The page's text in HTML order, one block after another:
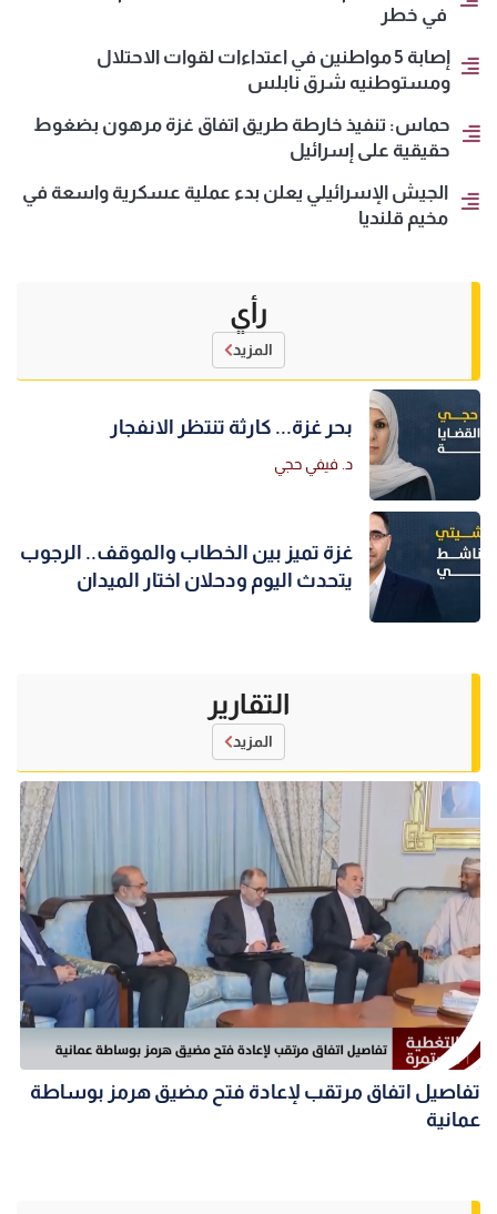
في خطر
إصابة 5 مواطنين في اعتداءات لقوات الاحتلال
ومستوطنيه شرق نابلس
حماس: تنفيذ خارطة طريق اتفاق غزة مرهون بضغوط
حقيقية على إسرائيل
الجيش الإسرائيلي يعلن بدء عملية عسكرية واسعة في
مخيم قلنديا
رأي
المزيد
بحر غزة... كارثة تنتظر الانفجار
د. فيفي حجي
غزة تميز بين الخطاب والموقف.. الرجوب
يتحدث اليوم ودحلان اختار الميدان
التقارير
المزيد
تفاصيل اتفاق مرتقب لإعادة فتح مضيق هرمز بوساطة
عمانية